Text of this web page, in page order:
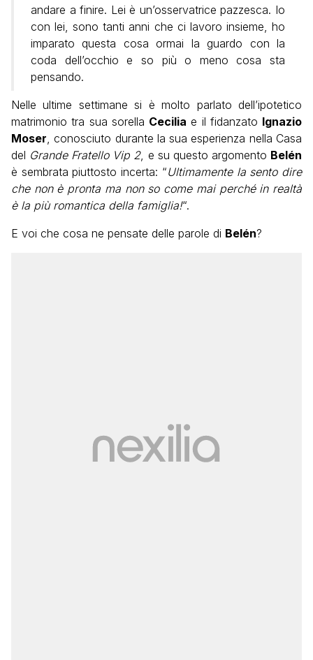
andare a finire. Lei è un’osservatrice pazzesca. Io
con lei, sono tanti anni che ci lavoro insieme, ho
imparato questa cosa ormai la guardo con la
coda dell’occhio e so più o meno cosa sta
pensando.
Nelle ultime settimane si è molto parlato dell’ipotetico
matrimonio tra sua sorella Cecilia e il fidanzato Ignazio
Moser, conosciuto durante la sua esperienza nella Casa
del Grande Fratello Vip 2, e su questo argomento Belén
è sembrata piuttosto incerta: “Ultimamente la sento dire
che non è pronta ma non so come mai perché in realtà
è la più romantica della famiglia!“.
E voi che cosa ne pensate delle parole di Belén?